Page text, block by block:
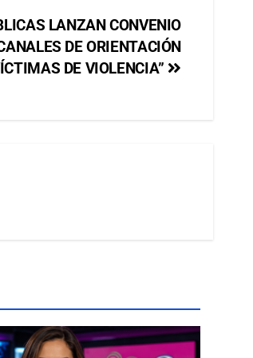
LANZAN CONVENIO
DE ORIENTACIÓN
DE VIOLENCIA”